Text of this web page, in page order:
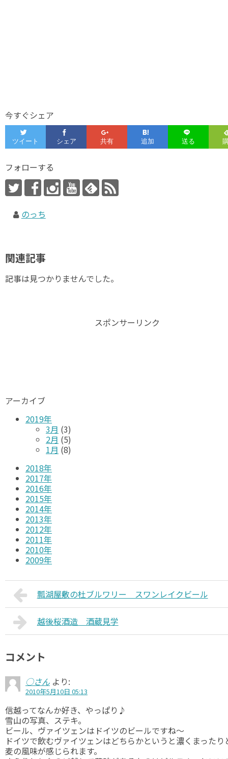
今すぐシェア
フォローする
のっち
関連記事
記事は見つかりませんでした。
スポンサーリンク
アーカイブ
2019年
3月 (3)
2月 (5)
1月 (8)
2018年
2017年
2016年
2015年
2014年
2013年
2012年
2011年
2010年
2009年
瓢湖屋敷の杜ブルワリー スワンレイクビール
越後桜酒造 酒蔵見学
コメント
○さん より:
2010年5月10日 05:13
信越ってなんか好き、やっぱり♪
雪山の写真、ステキ。
ビール、ヴァイツェンはドイツのビールですね～
ドイツで飲むヴァイツェンはどちらかというと濃くまったり
麦の風味が感じられます。